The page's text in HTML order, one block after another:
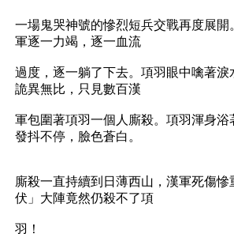
一場鬼哭神號的慘烈短兵交戰再度展
軍逐一力竭，逐一血流
過度，逐一躺了下去。項羽眼中噙著
詭異無比，只見數百漢
軍包圍著項羽一個人廝殺。項羽渾身
發抖不停，臉色蒼白。
廝殺一直持續到日薄西山，漢軍死傷
伏」大陣竟然仍殺不了項
羽！